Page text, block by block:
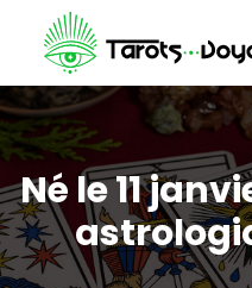
Né le 11